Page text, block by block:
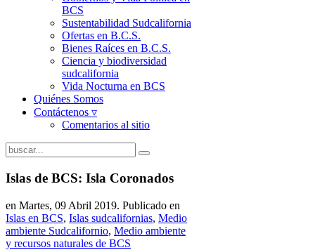
BCS
Sustentabilidad Sudcalifornia
Ofertas en B.C.S.
Bienes Raíces en B.C.S.
Ciencia y biodiversidad
sudcalifornia
Vida Nocturna en BCS
Quiénes Somos
Contáctenos ▿
Comentarios al sitio
Islas de BCS: Isla Coronados
en Martes, 09 Abril 2019. Publicado en
Islas en BCS, Islas sudcalifornias, Medio
ambiente Sudcalifornio, Medio ambiente
y recursos naturales de BCS